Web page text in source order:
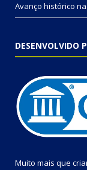
Avanço histórico
DESENVOLVIDO
Muito mais que